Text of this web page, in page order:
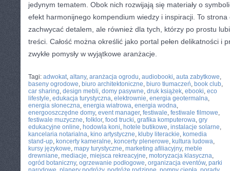
jedynym tematem. Obok nich rozwijają się materiały o
efekt harmonijnego kompendium wiedzy i inspiracji. To
zachwycać detalem, ale również dla tych, którzy po prostu
treści. Całość można określić jako portal pełen delikatności i
zwykłe pomysły w wyjątkowe aranżacje.
Tagi: adwokat, altany, aranżacja ogrodu, audiobooki, auta zabytkowe,
baseny ogrodowe, biuro architektoniczne, biuro tłumaczeń, book club,
car sharing, design mebli, domy pasywne, druk książek, ebooki, eco
lifestyle, edukacja turystyczna, elektrownie, energia geotermalna,
energia słoneczna, energia wiatrowa, energia wodna,
energooszczędne domy, event manager, festiwale, festiwale filmowe,
festiwale muzyczne, folklor, food trucki, grafika komputerowa, gry
edukacyjne online, hodowla koni, hotele butikowe, instalacje solarne,
kancelaria notarialna, kino artystyczne, kluby literackie, komedia
stand-up, koncerty kameralne, koncerty plenerowe, kultura ludowa,
kursy językowe, mapy turystyczne, marketing afiliacyjny, meble
drewniane, mediacje, miejsca rekreacyjne, motoryzacja klasyczna,
ogród botaniczny, ogrzewanie podłogowe, organizacja eventów, parki